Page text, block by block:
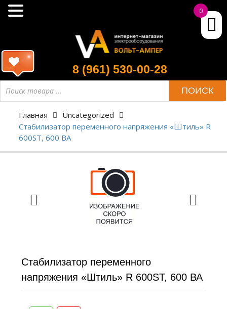
8 (961) 530-00-28
ПОИСК
Главная
Uncategorized
Стабилизатор переменного напряжения «Штиль» R
600ST, 600 ВА
Стабилизатор переменного
напряжения «Штиль» R 600ST, 600 ВА
0